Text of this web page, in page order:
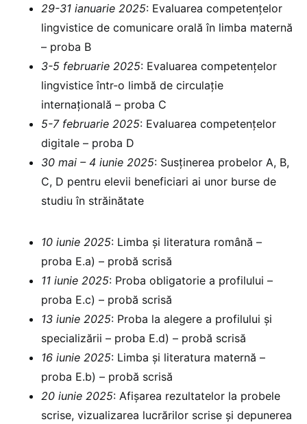
29-31 ianuarie 2025: Evaluarea competențelor
lingvistice de comunicare orală în limba maternă
– proba B
3-5 februarie 2025: ⁠Evaluarea competențelor
lingvistice într-o limbă de circulație
internațională – proba C
5-7 februarie 2025: Evaluarea competențelor
digitale – proba D
30 mai – 4 iunie 2025: Susținerea probelor A, B,
C, D pentru elevii beneficiari ai unor burse de
studiu în străinătate
10 iunie 2025: Limba și literatura română –
proba E.a) – probă scrisă
11 iunie 2025: Proba obligatorie a profilului –
proba E.c) – probă scrisă
13 iunie 2025: Proba la alegere a profilului și
specializării – proba E.d) – probă scrisă
16 iunie 2025: Limba și literatura maternă –
proba E.b) – probă scrisă
20 iunie 2025: ⁠Afișarea rezultatelor la probele
scrise, vizualizarea lucrărilor scrise și depunerea